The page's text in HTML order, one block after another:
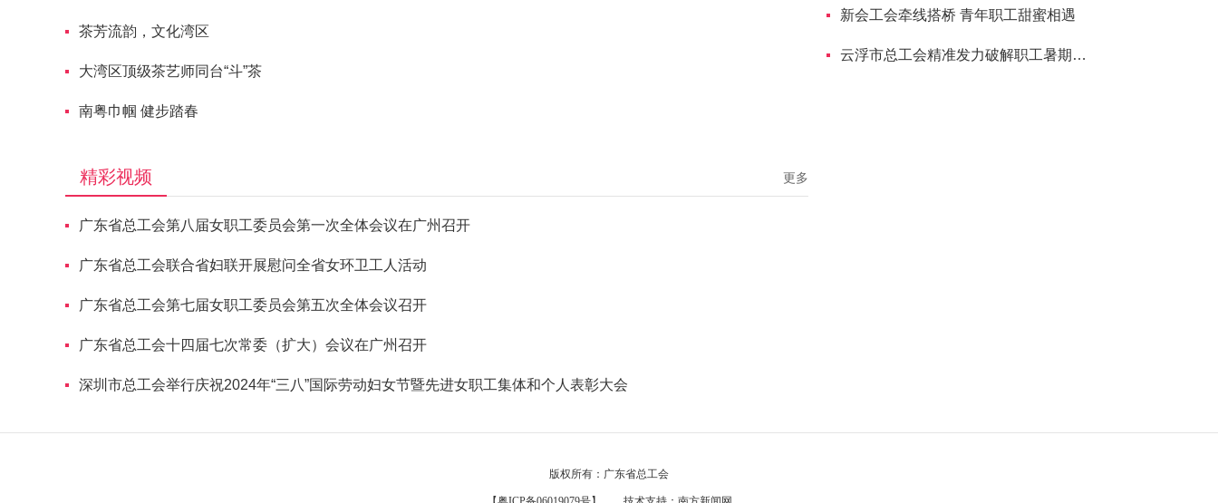
茶芳流韵，文化湾区
大湾区顶级茶艺师同台“斗”茶
南粤巾帼 健步踏春
精彩视频 更多
广东省总工会第八届女职工委员会第一次全体会议在广州召开
广东省总工会联合省妇联开展慰问全省女环卫工人活动
广东省总工会第七届女职工委员会第五次全体会议召开
广东省总工会十四届七次常委（扩大）会议在广州召开
深圳市总工会举行庆祝2024年“三八”国际劳动妇女节暨先进女职工集体和个人表彰大会
新会工会牵线搭桥 青年职工甜蜜相遇
云浮市总工会精准发力破解职工暑期托管难题
版权所有：广东省总工会